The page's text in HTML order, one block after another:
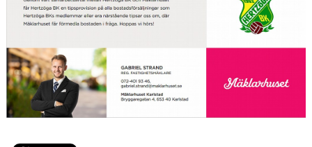
KONTAKTER & LAG
FÖRENINGSDOKUMENT_GAMLA
SPONSORER
FÖRENINGSDOKUMENT